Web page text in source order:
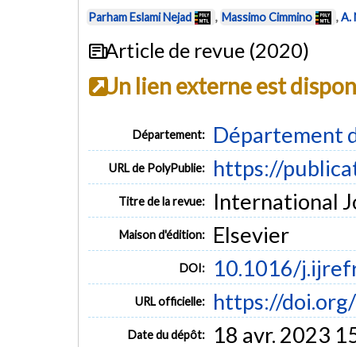
Parham Eslami Nejad , Massimo Cimmino ,A.
Article de revue (2020)
Un lien externe est
Département: Département
URL de PolyPublie: https://
Titre de la revue: International
Maison d'édition: Elsevier
DOI: 10.1016/
URL officielle: https://
Date du dépôt: 18 avr. 2023